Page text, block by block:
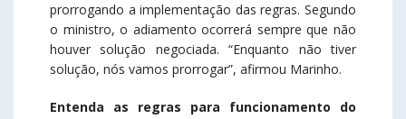
prorrogando a implementação das regras. Segundo
o ministro, o adiamento ocorrerá sempre que não
houver solução negociada. “Enquanto não tiver
solução, nós vamos prorrogar”, afirmou Marinho.
Entenda as regras para funcionamento do